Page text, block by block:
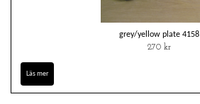
grey/yellow plate 4158
270 kr
Läs mer